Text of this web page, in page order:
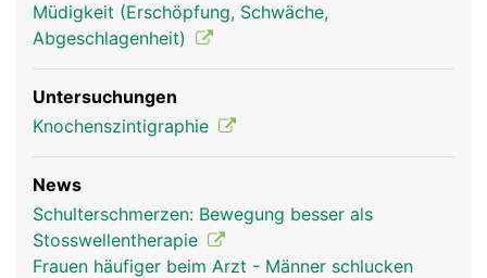
Müdigkeit (Erschöpfung, Schwäche,
Abgeschlagenheit)
Untersuchungen
Knochenszintigraphie
News
Schulterschmerzen: Bewegung besser als
Stosswellentherapie
Frauen häufiger beim Arzt - Männer schlucken